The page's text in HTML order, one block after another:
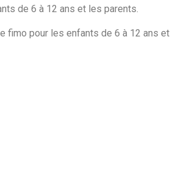
de 6 à 12 ans et les parents.
fimo pour les enfants de 6 à 12 ans et